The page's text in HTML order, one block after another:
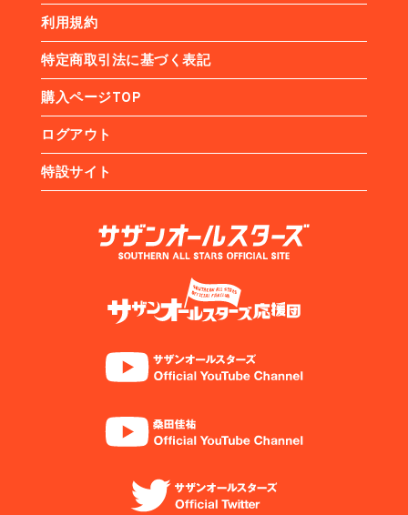
利用規約
特定商取引法に基づく表記
購入ページTOP
ログアウト
特設サイト